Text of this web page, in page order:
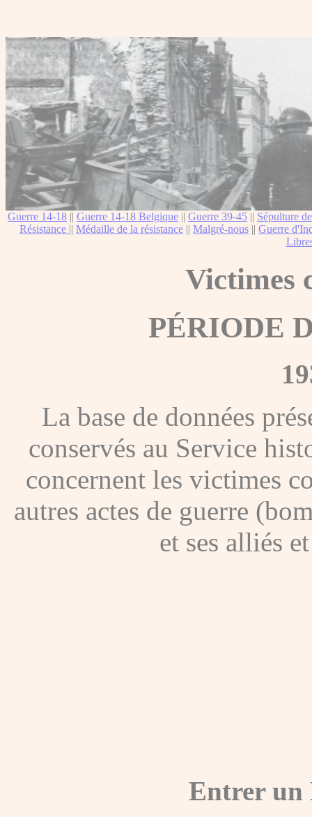
Guerre 14-18 || Guerre 14-18 Belgique || Guerre 39-45 || Sépulture
Résistance || Médaille de la résistance || Malgré-nous || Guerre
Victimes
PÉRIODE
La base de données
conservés au Service
concernent les victimes
autres actes de guerre
et ses alliés
Entrer un